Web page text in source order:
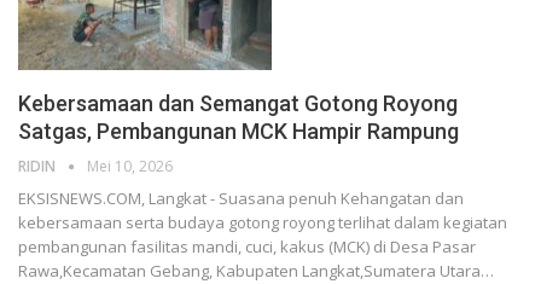
Kebersamaan dan Semangat Gotong Royong
Satgas, Pembangunan MCK Hampir Rampung
RIDIN Mei 10, 2026
EKSISNEWS.COM, Langkat - Suasana penuh Kehangatan dan
kebersamaan serta budaya gotong royong terlihat dalam kegiatan
pembangunan fasilitas mandi, cuci, kakus (MCK) di Desa Pasar
Rawa,Kecamatan Gebang, Kabupaten Langkat,Sumatera Utara…